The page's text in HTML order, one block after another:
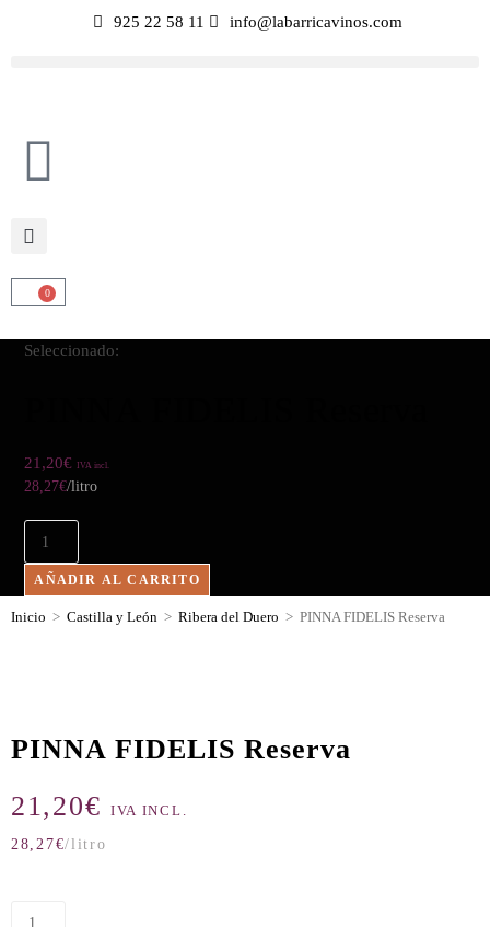
925 22 58 11 info@labarricavinos.com
0
Seleccionado:
21,20€ IVA incl.
28,27€/litro
AÑADIR AL CARRITO
Inicio > Castilla y León > Ribera del Duero > PINNA FIDELIS Reserva
PINNA FIDELIS Reserva
21,20€ IVA INCL.
28,27€/litro